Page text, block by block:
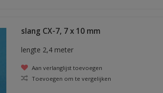
slang CX-7, 7 x 10 mm
lengte 2,4 meter
Aan verlanglijst toevoegen
Toevoegen om te vergelijken